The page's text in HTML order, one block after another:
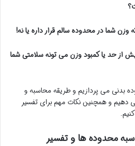
حد یا کمبود وزن می تونه سلامتی شما
بدنی می پردازیم و طریقه محاسبه و
و همچنین نکات مهم برای تفسیر
محدوده ها و تفسیر